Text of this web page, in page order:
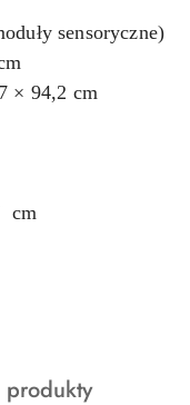
sensoryczne)
× 94,2 cm
cm
produkty